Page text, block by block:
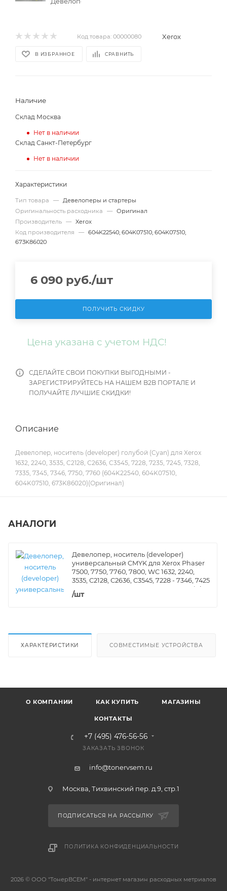
Код товара: 00000080 Xerox
В ИЗБРАННОЕ СРАВНИТЬ
Наличие
Склад Москва
Нет в наличии
Склад Санкт-Петербург
Нет в наличии
Характеристики
Тип товара — Девелоперы и стартеры
Оригинальность расходника
— Оригинал
Производитель — Xerox
Код производителя
— 604K22540, 604K07510, 604K07510,
673K86020
6 090 руб./шт
ПОЛУЧИТЬ СКИДКУ
Цена указана с учетом НДС!
СДЕЛАЙТЕ СВОИ ПОКУПКИ ВЫГОДНЫМИ -
ЗАРЕГИСТРИРУЙТЕСЬ НА НАШЕМ B2B ПОРТАЛЕ И
ПОЛУЧАЙТЕ ЛУЧШИЕ СКИДКИ!
Описание
Девелопер, носитель (developer) голубой (Cyan) для Xerox
1632, 2240, 3535, C2128, С2636, C3545, 7228, 7235, 7245, 7328,
7335, 7345, 7346, 7750, 7760 (604K22540, 604K07510,
604K07510, 673K86020)(Оригинал)
АНАЛОГИ
Девелопер, носитель (developer)
универсальный CMYK для Xerox Phaser
7500, 7750, 7760, 7800, WC 1632, 2240,
3535, C2128, С2636, C3545, 7228 - 7346, 7425
- 7435, 7525 - 7556, 7830 - 7855, VersaLink
8030 (GALA)(220 г.)
/шт
ХАРАКТЕРИСТИКИ СОВМЕСТИМЫЕ УСТРОЙСТВА
О КОМПАНИИ КАК КУПИТЬ МАГАЗИНЫ
КОНТАКТЫ
+7 (495) 476-56-56
ЗАКАЗАТЬ ЗВОНОК
info@tonervsem.ru
Москва, Тихвинский пер. д.9, стр.1
ПОДПИСАТЬСЯ НА РАССЫЛКУ
ПОЛИТИКА КОНФИДЕНЦИАЛЬНОСТИ
2026 © ООО "ТонерВСЕМ" - интернет магазин расходных метриалов